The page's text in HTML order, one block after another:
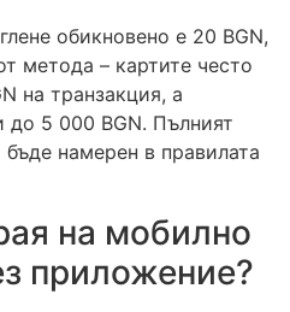
обикновено е 20 BGN,
метода – картите често
на транзакция, а
до 5 000 BGN. Пълният
намерен в правилата
на мобилно
приложение?